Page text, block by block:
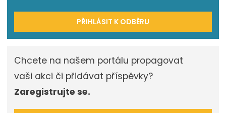
PŘIHLÁSIT K ODBĚRU
Chcete na našem portálu propagovat
vaši akci či přidávat příspěvky?
Zaregistrujte se.